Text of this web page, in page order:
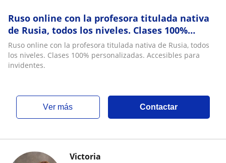
Ruso online con la profesora titulada nativa
de Rusia, todos los niveles. Clases 100%
personalizadas. Accesibles para invidentes
Ruso online con la profesora titulada nativa de Rusia, todos
los niveles. Clases 100% personalizadas. Accesibles para
invidentes.
ver más Contactar
Victoria